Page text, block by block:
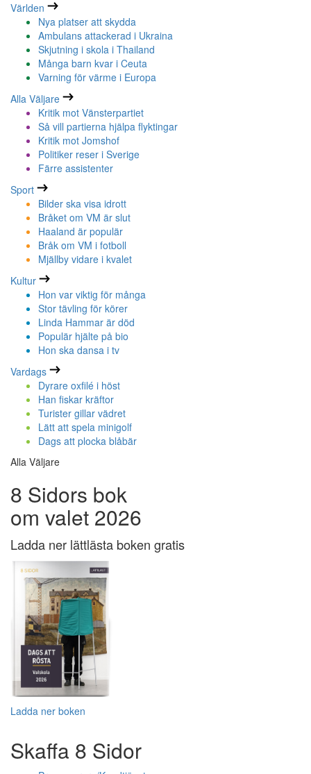
Världen
Nya platser att skydda
Ambulans attackerad i Ukraina
Skjutning i skola i Thailand
Många barn kvar i Ceuta
Varning för värme i Europa
Alla Väljare
Kritik mot Vänsterpartiet
Så vill partierna hjälpa flyktingar
Kritik mot Jomshof
Politiker reser i Sverige
Färre assistenter
Sport
Bilder ska visa idrott
Bråket om VM är slut
Haaland är populär
Bråk om VM i fotboll
Mjällby vidare i kvalet
Kultur
Hon var viktig för många
Stor tävling för körer
Linda Hammar är död
Populär hjälte på bio
Hon ska dansa i tv
Vardags
Dyrare oxfilé i höst
Han fiskar kräftor
Turister gillar vädret
Lätt att spela minigolf
Dags att plocka blåbär
Alla Väljare
8 Sidors bok
om valet 2026
Ladda ner lättlästa boken gratis
Ladda ner boken
Skaffa 8 Sidor